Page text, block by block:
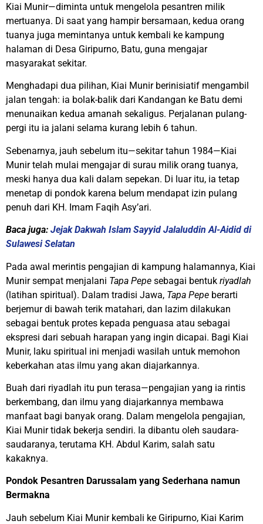
Kiai Munir—diminta untuk mengelola pesantren milik
mertuanya. Di saat yang hampir bersamaan, kedua orang
tuanya juga memintanya untuk kembali ke kampung
halaman di Desa Giripurno, Batu, guna mengajar
masyarakat sekitar.
Menghadapi dua pilihan, Kiai Munir berinisiatif mengambil
jalan tengah: ia bolak-balik dari Kandangan ke Batu demi
menunaikan kedua amanah sekaligus. Perjalanan pulang-
pergi itu ia jalani selama kurang lebih 6 tahun.
Sebenarnya, jauh sebelum itu—sekitar tahun 1984—Kiai
Munir telah mulai mengajar di surau milik orang tuanya,
meski hanya dua kali dalam sepekan. Di luar itu, ia tetap
menetap di pondok karena belum mendapat izin pulang
penuh dari KH. Imam Faqih Asy’ari.
Baca juga: Jejak Dakwah Islam Sayyid Jalaluddin Al-Aidid di
Sulawesi Selatan
Pada awal merintis pengajian di kampung halamannya, Kiai
Munir sempat menjalani Tapa Pepe sebagai bentuk riyadlah
(latihan spiritual). Dalam tradisi Jawa, Tapa Pepe berarti
berjemur di bawah terik matahari, dan lazim dilakukan
sebagai bentuk protes kepada penguasa atau sebagai
ekspresi dari sebuah harapan yang ingin dicapai. Bagi Kiai
Munir, laku spiritual ini menjadi wasilah untuk memohon
keberkahan atas ilmu yang akan diajarkannya.
Buah dari riyadlah itu pun terasa—pengajian yang ia rintis
berkembang, dan ilmu yang diajarkannya membawa
manfaat bagi banyak orang. Dalam mengelola pengajian,
Kiai Munir tidak bekerja sendiri. Ia dibantu oleh saudara-
saudaranya, terutama KH. Abdul Karim, salah satu
kakaknya.
Pondok Pesantren Darussalam yang Sederhana namun
Bermakna
Jauh sebelum Kiai Munir kembali ke Giripurno, Kiai Karim